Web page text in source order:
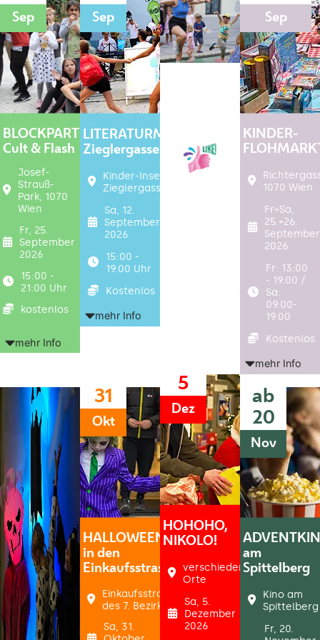
Sep
BLOCKPARTY
Cult & Flash
Josef-
Strauß-
Park, 1070
Wien
Fr, 25.
September
2026
15:00 -
21:00 Uhr
kostenlos
mehr Info
Sep
LITERATURMEILE
Zieglergasse
Kinder-Insel
Zieglergasse
Sa, 12.
September
2026
15:00 -
19:00 Uhr
Kostenlos
mehr Info
Sep
KINDER-
1070 Wien
Fr+Sa,
25.+26.
September
2026
Fr: 13:00
- 19:00 /
Sa:
09:00-
19:00
Kostenlos
mehr Info
31
Okt
HALLOWEEN
in den
Einkaufsstrassen
Einkaufsstrassen
des 7. Bezirk
Sa, 31.
5
Dez
HOHOHO,
NIKOLO!
verschiedene
Orte
Sa, 5.
Dezember
2026
ab
20
Nov
am
Spittelberg
Kino am
Spittelberg
Fr, 20.